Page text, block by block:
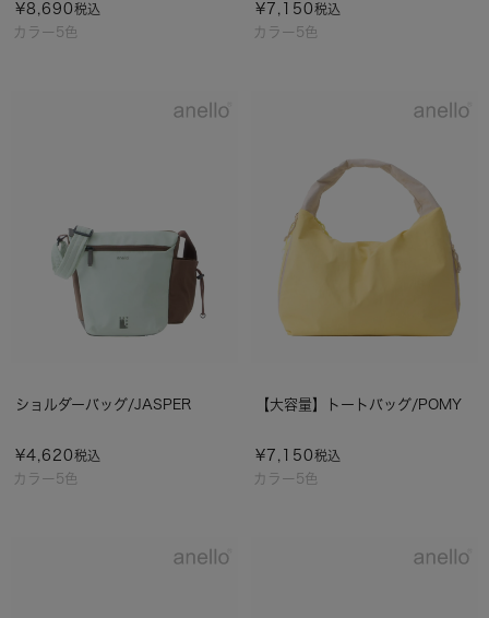
カラー5色
¥8,690税込
カラー5色
¥ 7,150税込
カラー5色
ショルダーバッグ/JASPER
¥4,620税込
カラー5色
【大容量】トートバッグ/POMY
¥ 7,150税込